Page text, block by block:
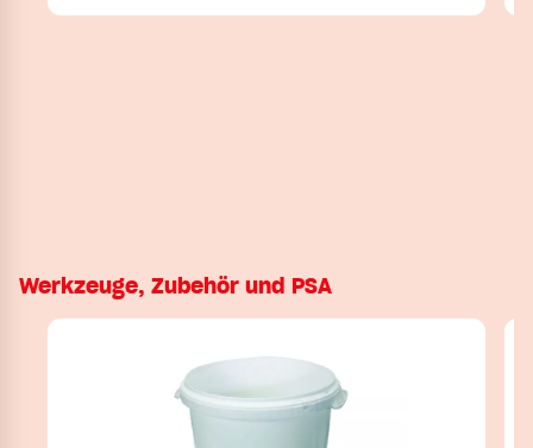
Werkzeuge, Zubehör und PSA